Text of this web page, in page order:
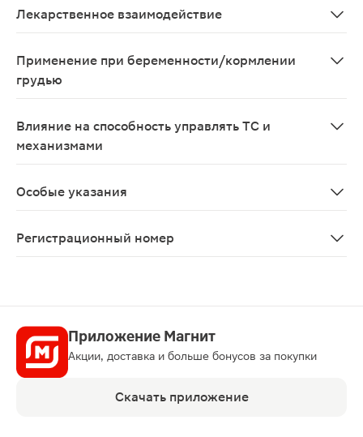
Лекарственное взаимодействие
Применение при беременности/кормлении
грудью
Влияние на способность управлять ТС и
механизмами
Особые указания
Регистрационный номер
Приложение Магнит
Акции, доставка и больше бонусов за покупки
Скачать приложение